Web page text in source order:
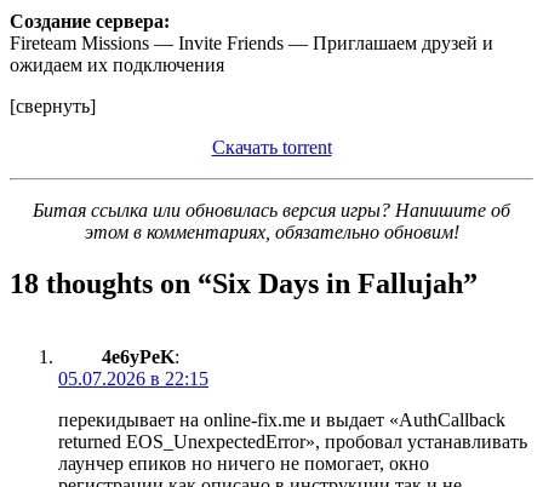
Создание сервера:
Fireteam Missions — Invite Friends — Приглашаем друзей и
ожидаем их подключения
[свернуть]
Скачать torrent
Битая ссылка или обновилась версия игры? Напишите об
этом в комментариях, обязательно обновим!
18 thoughts on “Six Days in Fallujah”
4e6yPeK:
05.07.2026 в 22:15
перекидывает на online-fix.me и выдает «AuthCallback
returned EOS_UnexpectedError», пробовал устанавливать
лаунчер епиков но ничего не помогает, окно